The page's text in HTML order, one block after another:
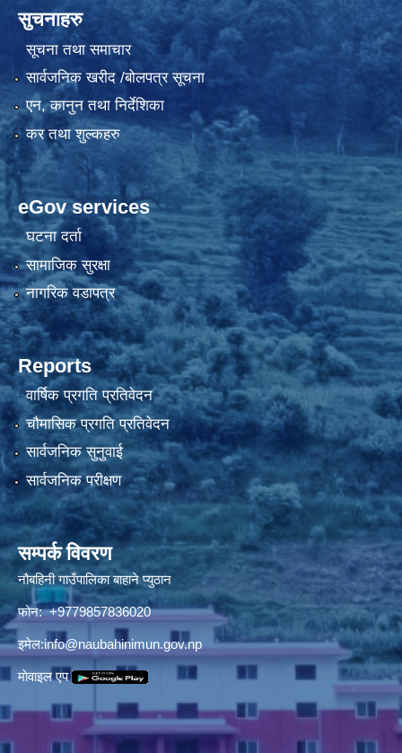
सुचनाहरु
सूचना तथा समाचार
सार्वजनिक खरीद /बोलपत्र सूचना
एन, कानुन तथा निर्देशिका
कर तथा शुल्कहरु
eGov services
घटना दर्ता
सामाजिक सुरक्षा
नागरिक वडापत्र
Reports
वार्षिक प्रगति प्रतिवेदन
चौमासिक प्रगति प्रतिवेदन
सार्वजनिक सुनुवाई
सार्वजनिक परीक्षण
सम्पर्क विवरण
नौबहिनी गाउँपालिका बाहाने प्युठान
फोन: +9779857836020
इमेल:info@naubahinimun.gov.np
माेवाइल एप